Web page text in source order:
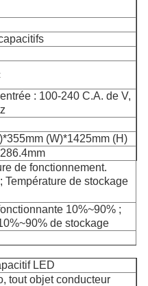
: 100-240 C.A. de V,
(W)*1425mm (H)
de fonctionnement.
Température de stockage
10%~90% ;
de stockage
LED
tout objet conducteur